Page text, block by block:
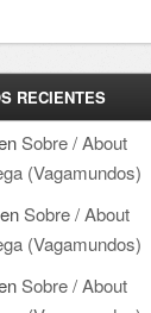
RECIENTES
Sobre / About
(Vagamundos)
Sobre / About
(Vagamundos)
Sobre / About